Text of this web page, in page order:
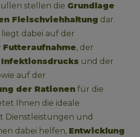
stellen die Grundlage
Fleischviehhaltung dar.
dabei auf der
Futteraufnahme, der
Infektionsdrucks und der
auf der
der Rationen für die
Ihnen die ideale
Dienstleistungen und
dabei helfen, Entwicklung